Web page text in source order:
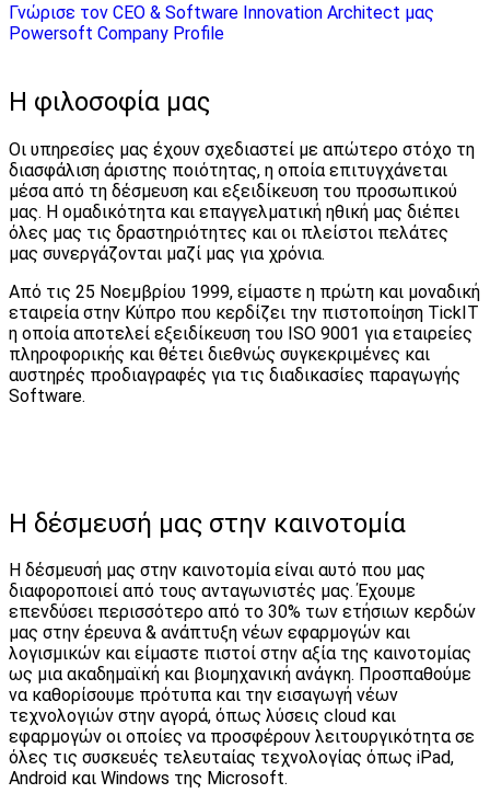
Γνώρισε τον CEO & Software Innovation Architect μας
Powersoft Company Profile
Η φιλοσοφία μας
Οι υπηρεσίες μας έχουν σχεδιαστεί με απώτερο στόχο τη
διασφάλιση άριστης ποιότητας, η οποία επιτυγχάνεται
μέσα από τη δέσμευση και εξειδίκευση του προσωπικού
μας. Η ομαδικότητα και επαγγελματική ηθική μας διέπει
όλες μας τις δραστηριότητες και οι πλείστοι πελάτες
μας συνεργάζονται μαζί μας για χρόνια.
Από τις 25 Νοεμβρίου 1999, είμαστε η πρώτη και μοναδική
εταιρεία στην Κύπρο που κερδίζει την πιστοποίηση TickIT
η οποία αποτελεί εξειδίκευση του ISO 9001 για εταιρείες
πληροφορικής και θέτει διεθνώς συγκεκριμένες και
αυστηρές προδιαγραφές για τις διαδικασίες παραγωγής
Software.
Η δέσμευσή μας στην καινοτομία
Η δέσμευσή μας στην καινοτομία είναι αυτό που μας
διαφοροποιεί από τους ανταγωνιστές μας. Έχουμε
επενδύσει περισσότερο από το 30% των ετήσιων κερδών
μας στην έρευνα & ανάπτυξη νέων εφαρμογών και
λογισμικών και είμαστε πιστοί στην αξία της καινοτομίας
ως μια ακαδημαϊκή και βιομηχανική ανάγκη. Προσπαθούμε
να καθορίσουμε πρότυπα και την εισαγωγή νέων
τεχνολογιών στην αγορά, όπως λύσεις cloud και
εφαρμογών οι οποίες να προσφέρουν λειτουργικότητα σε
όλες τις συσκευές τελευταίας τεχνολογίας όπως iPad,
Android και Windows της Microsoft.